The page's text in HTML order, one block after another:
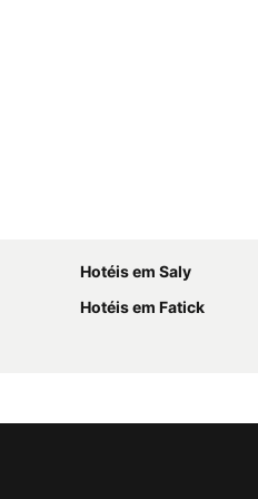
Hotéis em Saly
Hotéis em Fatick